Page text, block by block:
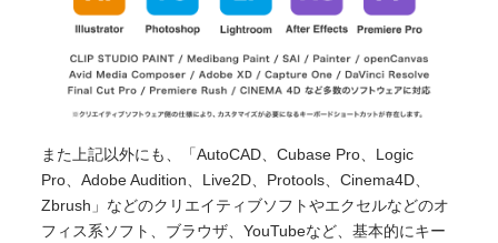
また上記以外にも、「AutoCAD、Cubase Pro、Logic
Pro、Adobe Audition、Live2D、Protools、Cinema4D、
Zbrush」などのクリエイティブソフトやエクセルなどのオ
フィス系ソフト、ブラウザ、YouTubeなど、基本的にキー